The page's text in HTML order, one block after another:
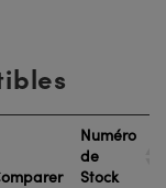
Numéro
de
Stock